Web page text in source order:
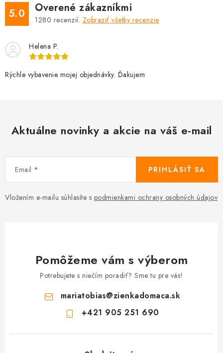
5.0 Overené zákazníkmi
1280 recenzií. Zobraziť všetky recenzie
Helena P.
Rýchle vybavenie mojej objednávky. Ďakujem
Aktuálne novinky a akcie na váš e-mail
Email
Vložením e-mailu súhlasíte s podmienkami ochrany osobných údajov
PRIHLÁSIŤ SA
Pomôžeme vám s výberom
Potrebujete s niečím poradiť? Sme tu pre vás!
mariatobias@zienkadomaca.sk
+421 905 251 690